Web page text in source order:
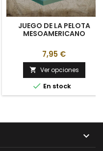
JUEGO DE LA PELOTA
MESOAMERICANO
7,95 €
 Ver opciones
 En stock
